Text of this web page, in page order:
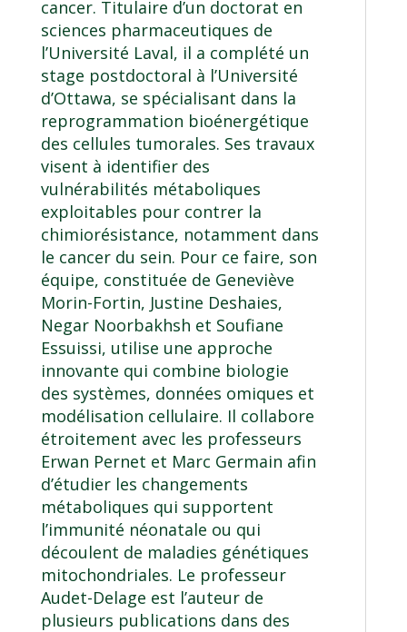
cancer. Titulaire d’un doctorat en
sciences pharmaceutiques de
l’Université Laval, il a complété un
stage postdoctoral à l’Université
d’Ottawa, se spécialisant dans la
reprogrammation bioénergétique
des cellules tumorales. Ses travaux
visent à identifier des
vulnérabilités métaboliques
exploitables pour contrer la
chimiorésistance, notamment dans
le cancer du sein. Pour ce faire, son
équipe, constituée de Geneviève
Morin-Fortin, Justine Deshaies,
Negar Noorbakhsh et Soufiane
Essuissi, utilise une approche
innovante qui combine biologie
des systèmes, données omiques et
modélisation cellulaire. Il collabore
étroitement avec les professeurs
Erwan Pernet et Marc Germain afin
d’étudier les changements
métaboliques qui supportent
l’immunité néonatale ou qui
découlent de maladies génétiques
mitochondriales. Le professeur
Audet-Delage est l’auteur de
plusieurs publications dans des